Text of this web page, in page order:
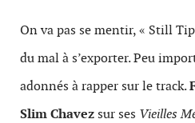
On va pas se mentir, « Still
du mal à s’exporter. Peu
adonnés à rapper sur le track.
Slim Chavez sur ses Vieilles